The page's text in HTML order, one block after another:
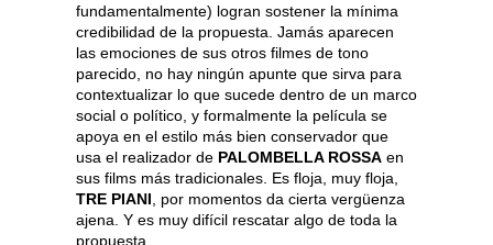
fundamentalmente) logran sostener la mínima
credibilidad de la propuesta. Jamás aparecen
las emociones de sus otros filmes de tono
parecido, no hay ningún apunte que sirva para
contextualizar lo que sucede dentro de un marco
social o político, y formalmente la película se
apoya en el estilo más bien conservador que
usa el realizador de PALOMBELLA ROSSA en
sus films más tradicionales. Es floja, muy floja,
TRE PIANI , por momentos da cierta vergüenza
ajena. Y es muy difícil rescatar algo de toda la
propuesta.